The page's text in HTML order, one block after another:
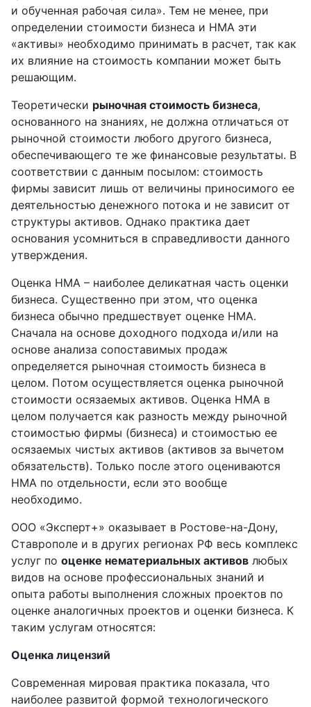
и обученная рабочая сила». Тем не менее, при
определении стоимости бизнеса и НМА эти
«активы» необходимо принимать в расчет, так как
их влияние на стоимость компании может быть
решающим.
Теоретически рыночная стоимость бизнеса,
основанного на знаниях, не должна отличаться от
рыночной стоимости любого другого бизнеса,
обеспечивающего те же финансовые результаты. В
соответствии с данным посылом: стоимость
фирмы зависит лишь от величины приносимого ее
деятельностью денежного потока и не зависит от
структуры активов. Однако практика дает
основания усомниться в справедливости данного
утверждения.
Оценка НМА – наиболее деликатная часть оценки
бизнеса. Существенно при этом, что оценка
бизнеса обычно предшествует оценке НМА.
Сначала на основе доходного подхода и/или на
основе анализа сопоставимых продаж
определяется рыночная стоимость бизнеса в
целом. Потом осуществляется оценка рыночной
стоимости осязаемых активов. Оценка НМА в
целом получается как разность между рыночной
стоимостью фирмы (бизнеса) и стоимостью ее
осязаемых чистых активов (активов за вычетом
обязательств). Только после этого оцениваются
НМА по отдельности, если это вообще
необходимо.
ООО «Эксперт+» оказывает в Ростове-на-Дону,
Ставрополе и в других регионах РФ весь комплекс
услуг по оценке нематериальных активов любых
видов на основе профессиональных знаний и
опыта работы выполнения сложных проектов по
оценке аналогичных проектов и оценки бизнеса. К
таким услугам относятся:
Оценка лицензий
Современная мировая практика показала, что
наиболее развитой формой технологического